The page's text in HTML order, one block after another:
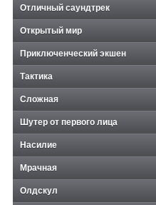
Отличный саундтрек
Открытый мир
Приключенческий экшен
Тактика
Сложная
Шутер от первого лица
Насилие
Мрачная
Олдскул